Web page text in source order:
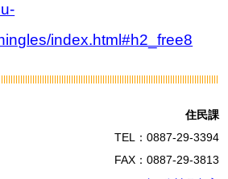
index.html#h2_free8
住民課
TEL：0887-29-3394
FAX：0887-29-3813